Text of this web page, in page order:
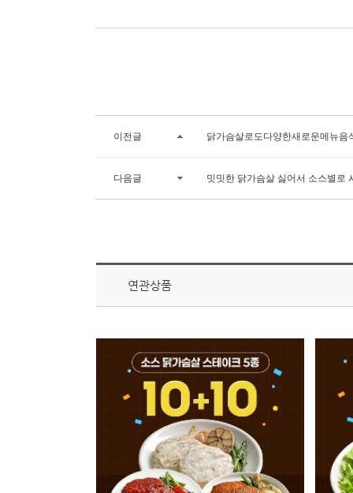
이전글 닭가슴살로도다양한새로운메뉴음
다음글 밋밋한 닭가슴살 싫어서 소스별로
연관상품